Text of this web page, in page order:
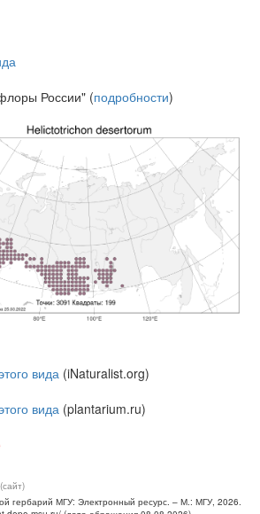
России" (подробности)
вида (iNaturalist.org)
вида (plantarium.ru)
гербарий МГУ: Электронный ресурс. – М.: МГУ, 2026.